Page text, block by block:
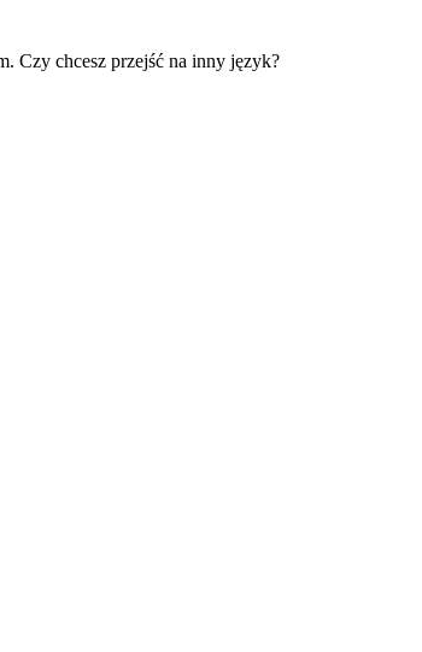
Czy chcesz przejść na inny język?